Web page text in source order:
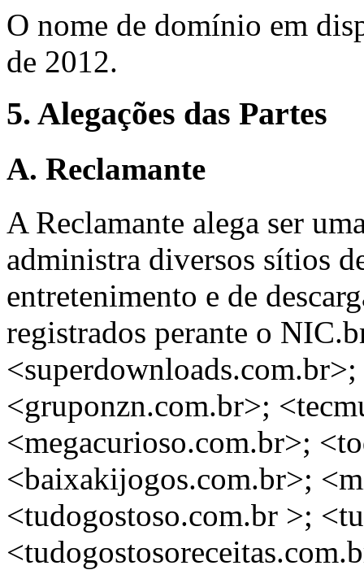
O nome de domínio em
de 2012.
5. Alegações das Partes
A. Reclamante
A Reclamante alega ser
administra diversos sítios
entretenimento e de
registrados perante o
<gruponzn.com.br>;
<megacurioso.com.br>;
<baixakijogos.com.br>;
<tudogostoso.com.br >;